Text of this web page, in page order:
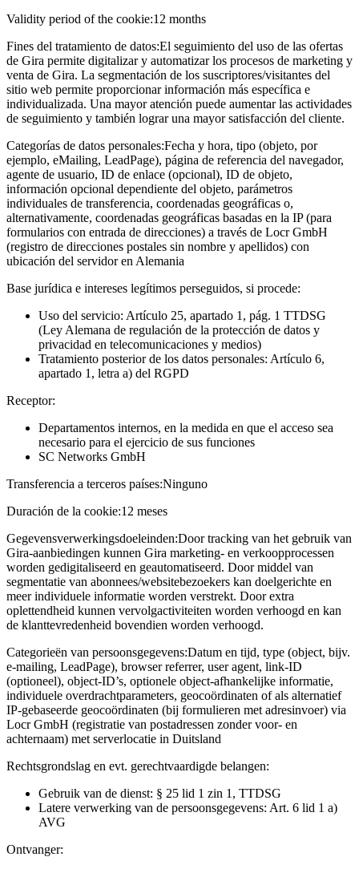
Validity period of the cookie:12 months
Fines del tratamiento de datos:El seguimiento del uso de las ofertas
de Gira permite digitalizar y automatizar los procesos de marketing y
venta de Gira. La segmentación de los suscriptores/visitantes del
sitio web permite proporcionar información más específica e
individualizada. Una mayor atención puede aumentar las actividades
de seguimiento y también lograr una mayor satisfacción del cliente.
Categorías de datos personales:Fecha y hora, tipo (objeto, por
ejemplo, eMailing, LeadPage), página de referencia del navegador,
agente de usuario, ID de enlace (opcional), ID de objeto,
información opcional dependiente del objeto, parámetros
individuales de transferencia, coordenadas geográficas o,
alternativamente, coordenadas geográficas basadas en la IP (para
formularios con entrada de direcciones) a través de Locr GmbH
(registro de direcciones postales sin nombre y apellidos) con
ubicación del servidor en Alemania
Base jurídica e intereses legítimos perseguidos, si procede:
Uso del servicio: Artículo 25, apartado 1, pág. 1 TTDSG
(Ley Alemana de regulación de la protección de datos y
privacidad en telecomunicaciones y medios)
Tratamiento posterior de los datos personales: Artículo 6,
apartado 1, letra a) del RGPD
Receptor:
Departamentos internos, en la medida en que el acceso sea
necesario para el ejercicio de sus funciones
SC Networks GmbH
Transferencia a terceros países:Ninguno
Duración de la cookie:12 meses
Gegevensverwerkingsdoeleinden:Door tracking van het gebruik van
Gira-aanbiedingen kunnen Gira marketing- en verkoopprocessen
worden gedigitaliseerd en geautomatiseerd. Door middel van
segmentatie van abonnees/websitebezoekers kan doelgerichte en
meer individuele informatie worden verstrekt. Door extra
oplettendheid kunnen vervolgactiviteiten worden verhoogd en kan
de klanttevredenheid bovendien worden verhoogd.
Categorieën van persoonsgegevens:Datum en tijd, type (object, bijv.
e-mailing, LeadPage), browser referrer, user agent, link-ID
(optioneel), object-ID’s, optionele object-afhankelijke informatie,
individuele overdrachtparameters, geocoördinaten of als alternatief
IP-gebaseerde geocoördinaten (bij formulieren met adresinvoer) via
Locr GmbH (registratie van postadressen zonder voor- en
achternaam) met serverlocatie in Duitsland
Rechtsgrondslag en evt. gerechtvaardigde belangen:
Gebruik van de dienst: § 25 lid 1 zin 1, TTDSG
Latere verwerking van de persoonsgegevens: Art. 6 lid 1 a)
AVG
Ontvanger: